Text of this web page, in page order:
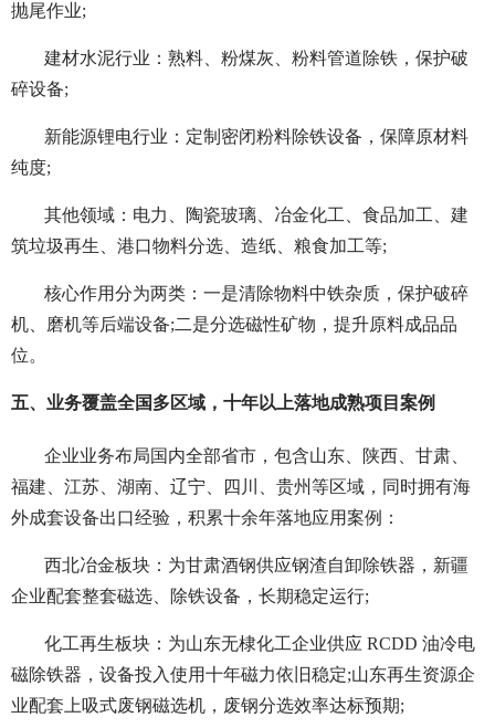
抛尾作业;
建材水泥行业：熟料、粉煤灰、粉料管道除铁，保护破
碎设备;
新能源锂电行业：定制密闭粉料除铁设备，保障原材料
纯度;
其他领域：电力、陶瓷玻璃、冶金化工、食品加工、建
筑垃圾再生、港口物料分选、造纸、粮食加工等;
核心作用分为两类：一是清除物料中铁杂质，保护破碎
机、磨机等后端设备;二是分选磁性矿物，提升原料成品品
位。
五、业务覆盖全国多区域，十年以上落地成熟项目案例
企业业务布局国内全部省市，包含山东、陕西、甘肃、
福建、江苏、湖南、辽宁、四川、贵州等区域，同时拥有海
外成套设备出口经验，积累十余年落地应用案例：
西北冶金板块：为甘肃酒钢供应钢渣自卸除铁器，新疆
企业配套整套磁选、除铁设备，长期稳定运行;
化工再生板块：为山东无棣化工企业供应 RCDD 油冷电
磁除铁器，设备投入使用十年磁力依旧稳定;山东再生资源企
业配套上吸式废钢磁选机，废钢分选效率达标预期;